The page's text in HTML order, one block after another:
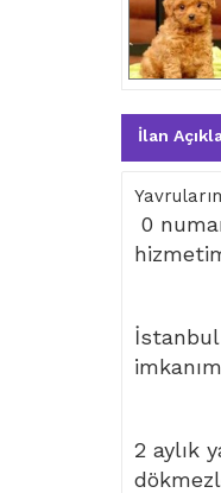
İlan
0
İstanbul
2 aylık